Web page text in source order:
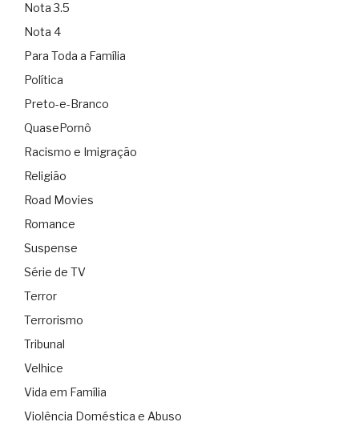
Nota 3.5
Nota 4
Para Toda a Família
Política
Preto-e-Branco
QuasePornô
Racismo e Imigração
Religião
Road Movies
Romance
Suspense
Série de TV
Terror
Terrorismo
Tribunal
Velhice
Vida em Família
Violência Doméstica e Abuso